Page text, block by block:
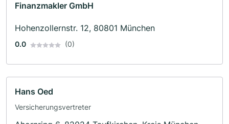
Finanzmakler GmbH
Hohenzollernstr. 12, 80801 München
0.0 (0)
Hans Oed
Versicherungsvertreter